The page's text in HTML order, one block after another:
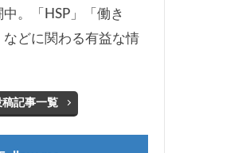
。「HSP」「働き
どに関わる有益な情
稿記事一覧